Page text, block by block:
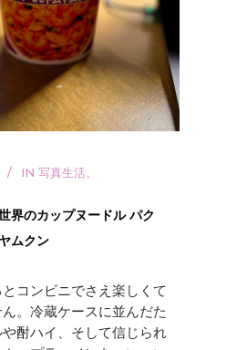
IN 写真生活。
界のカップヌードル パク
ムクン
コンビニでさえ楽しくて
。冷蔵ケースに並んだた
や酎ハイ、そして信じられ